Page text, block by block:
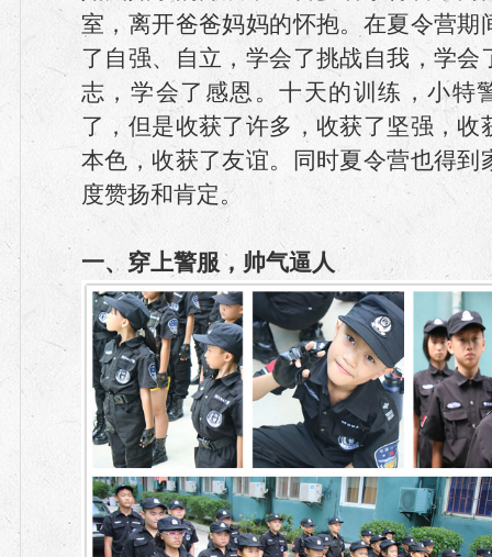
室，离开爸爸妈妈的怀抱。在夏令营期
了自强、自立，学会了挑战自我，学会
志，学会了感恩。十天的训练，小特
了，但是收获了许多，收获了坚强，收
本色，收获了友谊。同时夏令营也得到
度赞扬和肯定。
一、穿上警服，帅气逼人